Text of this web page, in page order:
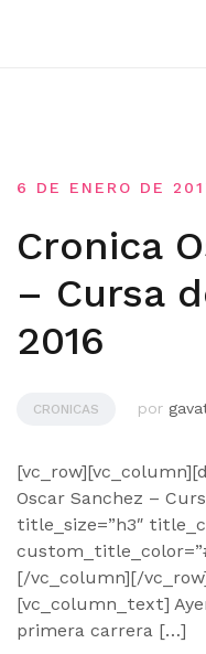
6 DE ENERO DE
Cronica
– Cursa
2016
CRONICAS por
Oscar Sanchez –
title_size=”h3″
[/vc_column][/
[vc_column_text]
primera carrera […]